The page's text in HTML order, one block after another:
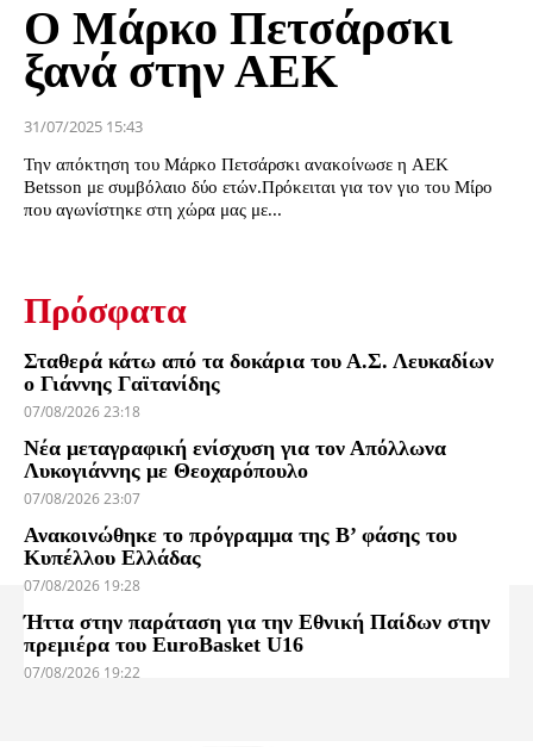
Ο Μάρκο Πετσάρσκι
ξανά στην ΑΕΚ
31/07/2025 15:43
Την απόκτηση του Μάρκο Πετσάρσκι ανακοίνωσε η ΑΕΚ
Betsson με συμβόλαιο δύο ετών.Πρόκειται για τον γιο του Μίρο
που αγωνίστηκε στη χώρα μας με...
Πρόσφατα
Σταθερά κάτω από τα δοκάρια του Α.Σ. Λευκαδίων
ο Γιάννης Γαϊτανίδης
07/08/2026 23:18
Νέα μεταγραφική ενίσχυση για τον Απόλλωνα
Λυκογιάννης με Θεοχαρόπουλο
07/08/2026 23:07
Ανακοινώθηκε το πρόγραμμα της Β’ φάσης του
Κυπέλλου Ελλάδας
07/08/2026 19:28
Ήττα στην παράταση για την Εθνική Παίδων στην
πρεμιέρα του EuroBasket U16
07/08/2026 19:22